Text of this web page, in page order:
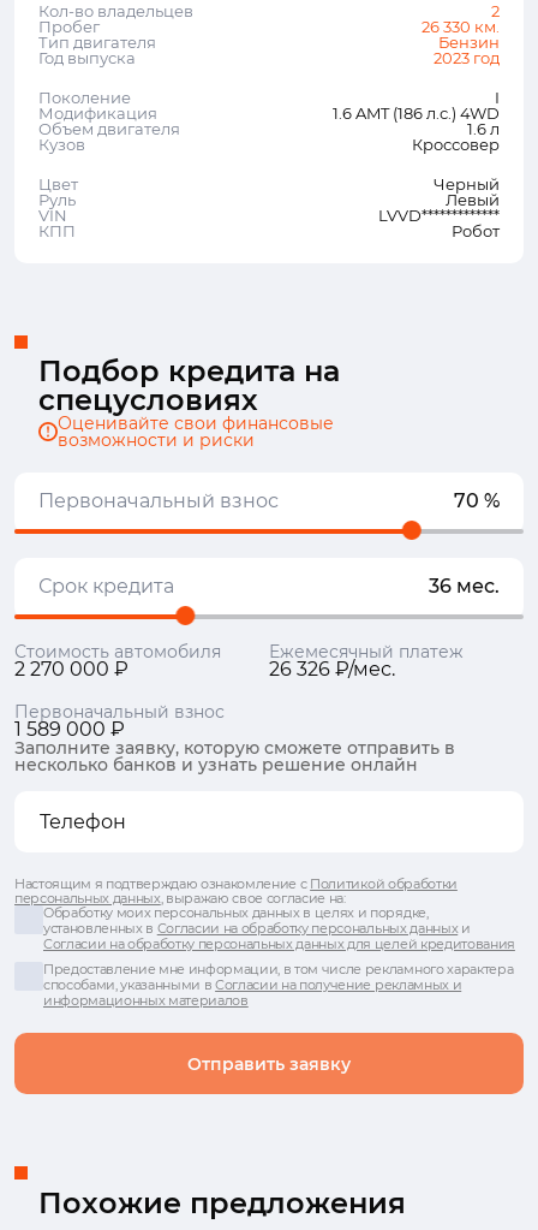
Кол-во владельцев
2
Пробег
26 330 км.
Тип двигателя
Бензин
Год выпуска
2023 год
Поколение
I
Модификация
1.6 AMT (186 л.с.) 4WD
Объем двигателя
1.6 л
Кузов
Кроссовер
Цвет
Черный
Руль
Левый
VIN
LVVD*************
КПП
Робот
Подбор кредита на
спецусловиях
Оценивайте свои финансовые
возможности и риски
Первоначальный взнос 70 %
Срок кредита 36 мес.
Стоимость автомобиля
2 270 000 ₽
Ежемесячный платеж
26 326 ₽/мес.
Первоначальный взнос
1 589 000 ₽
Заполните заявку, которую сможете отправить в
несколько банков и узнать решение онлайн
Отправить заявку
Настоящим я подтверждаю ознакомление с Политикой обработки
персональных данных, выражаю свое согласие на:
Обработку моих персональных данных в целях и порядке,
установленных в Согласии на обработку персональных данныхи
Согласии на обработку персональных данных для целей кредитования
Предоставление мне информации, в том числе рекламного характера
способами, указанными вСогласии на получение рекламных и
информационных материалов
Похожие предложения